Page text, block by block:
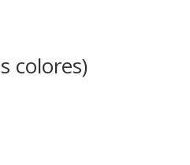
colores)